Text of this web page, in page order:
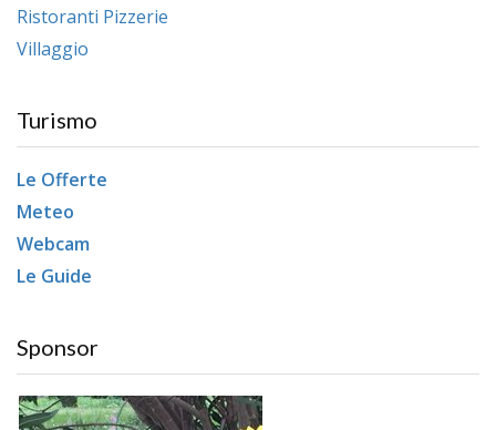
Ristoranti Pizzerie
Villaggio
Turismo
Le Offerte
Meteo
Webcam
Le Guide
Sponsor